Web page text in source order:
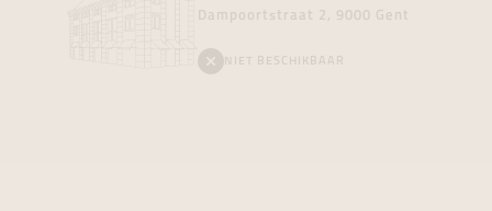
Dampoortstraat 2, 9000 Gent
NIET BESCHIKBAAR